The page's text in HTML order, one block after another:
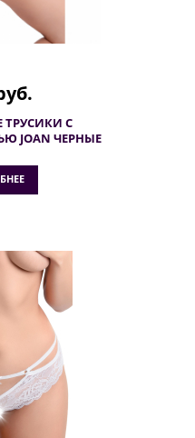
ТРУСИКИ С
JOAN ЧЕРНЫЕ